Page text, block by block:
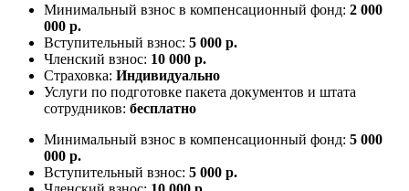
Минимальный взнос в компенсационный фонд: 2 000
000 р.
Вступительный взнос: 5 000 р.
Членский взнос: 10 000 р.
Страховка: Индивидуально
Услуги по подготовке пакета документов и штата
сотрудников: бесплатно
Минимальный взнос в компенсационный фонд: 5 000
000 р.
Вступительный взнос: 5 000 р.